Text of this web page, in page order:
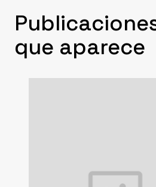
que aparece